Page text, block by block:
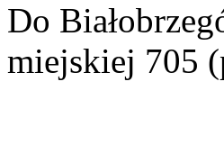
Do
miejskiej 705